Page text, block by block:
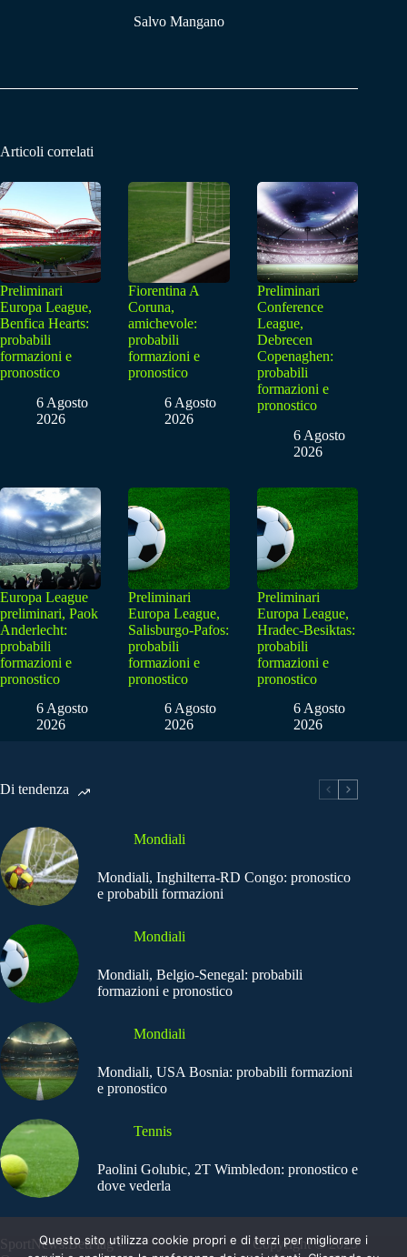
Salvo Mangano
Articoli correlati
Preliminari
Europa League,
Benfica Hearts:
probabili
formazioni e
pronostico
6 Agosto
2026
Fiorentina A
Coruna,
amichevole:
probabili
formazioni e
pronostico
6 Agosto
2026
Preliminari
Conference
League,
Debrecen
Copenaghen:
probabili
formazioni e
pronostico
6 Agosto
2026
Europa League
preliminari, Paok
Anderlecht:
probabili
formazioni e
pronostico
6 Agosto
2026
Preliminari
Europa League,
Salisburgo-Pafos:
probabili
formazioni e
pronostico
6 Agosto
2026
Preliminari
Europa League,
Hradec-Besiktas:
probabili
formazioni e
pronostico
6 Agosto
2026
Di tendenza
Mondiali
Mondiali, Inghilterra-RD Congo: pronostico
e probabili formazioni
Mondiali
Mondiali, Belgio-Senegal: probabili
formazioni e pronostico
Mondiali
Mondiali, USA Bosnia: probabili formazioni
e pronostico
Tennis
Paolini Golubic, 2T Wimbledon: pronostico e
dove vederla
SportNews.BetFlag -
Copyright © 2025
Questo sito utilizza cookie propri e di terzi per migliorare i